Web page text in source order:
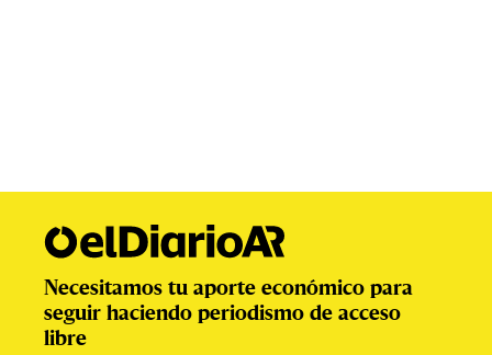
Necesitamos tu aporte económico para
seguir haciendo periodismo de acceso
libre